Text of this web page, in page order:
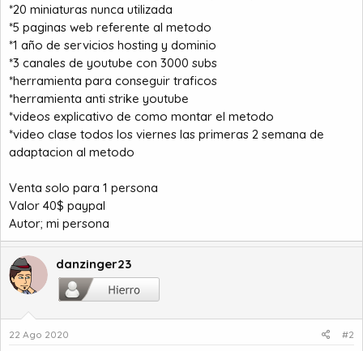
*20 miniaturas nunca utilizada
*5 paginas web referente al metodo
*1 año de servicios hosting y dominio
*3 canales de youtube con 3000 subs
*herramienta para conseguir traficos
*herramienta anti strike youtube
*videos explicativo de como montar el metodo
*video clase todos los viernes las primeras 2 semana de
adaptacion al metodo
Venta solo para 1 persona
Valor 40$ paypal
Autor; mi persona
danzinger23
22 Ago 2020 #2